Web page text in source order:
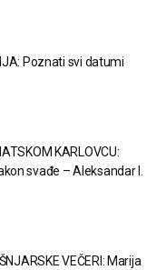
Poznati svi datumi
KARLOVCU:
svađe – Aleksandar I.
VEČERI: Marija